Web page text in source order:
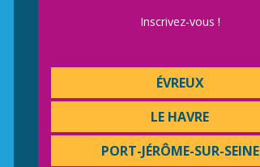
Inscrivez-vous !
ÉVREUX
LE HAVRE
PORT-JÉRÔME-SUR-SEINE